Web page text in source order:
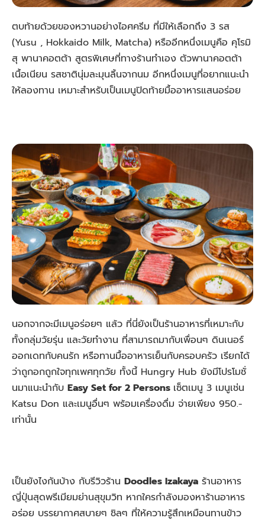
ตบท้ายด้วยของหวานอย่างไอศครีม ที่มีให้เลือกถึง 3 รส
(Yusu , Hokkaido Milk, Matcha) หรืออีกหนึ่งเมนูคือ คุโรมิ
สุ พานาคอตต้า สูตรพิเศษที่ทางร้านทำเอง ตัวพานาคอตต้า
เนื้อเนียน รสชาตินุ่มละมุนลิ้นจากนม อีกหนึ่งเมนูที่อยากแนะนำ
ให้ลองทาน เหมาะสำหรับเป็นเมนูปิดท้ายมื้ออาหารแสนอร่อย
นอกจากจะมีเมนูอร่อยๆ แล้ว ที่นี่ยังเป็นร้านอาหารที่เหมาะกับ
ทั้งกลุ่มวัยรุ่น และวัยทำงาน ที่สามารถมากับเพื่อนๆ ดินเนอร์
ออกเดทกับคนรัก หรือทานมื้ออาหารเย็นกับครอบครัว เรียกได้
ว่าถูกอกถูกใจทุกเพศทุกวัย ทั้งนี้ Hungry Hub ยังมีโปรโมชั่
นมาแนะนำกับ Easy Set for 2 Persons เซ็ตเมนู 3 เมนูเช่น
Katsu Don และเมนูอื่นๆ พร้อมเครื่องดื่ม จ่ายเพียง 950.-
เท่านั้น
เป็นยังไงกันบ้าง กับรีวิวร้าน Doodles Izakaya ร้านอาหาร
ญี่ปุ่นสุดพรีเมียมย่านสุขุมวิท หากใครกำลังมองหาร้านอาหาร
อร่อย บรรยากาศสบายๆ ชิลๆ ที่ให้ความรู้สึกเหมือนทานข้าว